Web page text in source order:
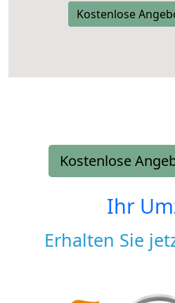
Kostenlose
Kostenlose
Ihr
Erhalten Sie